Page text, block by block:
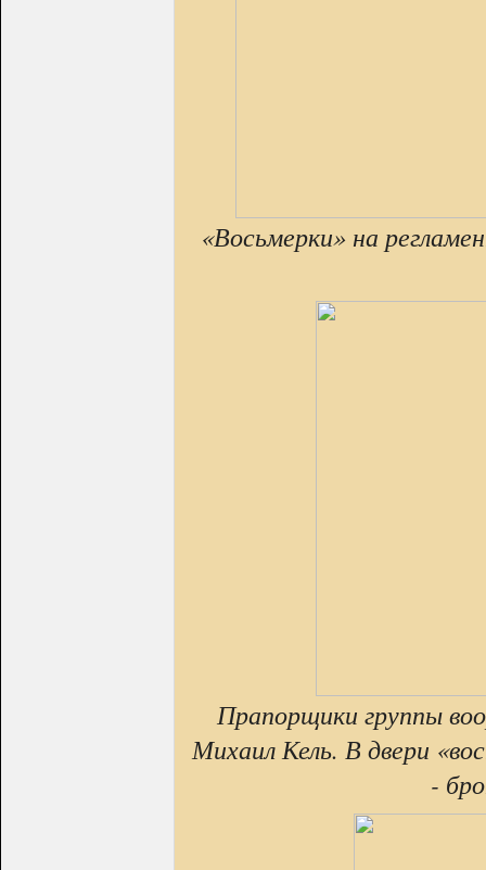
«Восьмерки» на
Прапорщики группы
Михаил Кель. В двери
-